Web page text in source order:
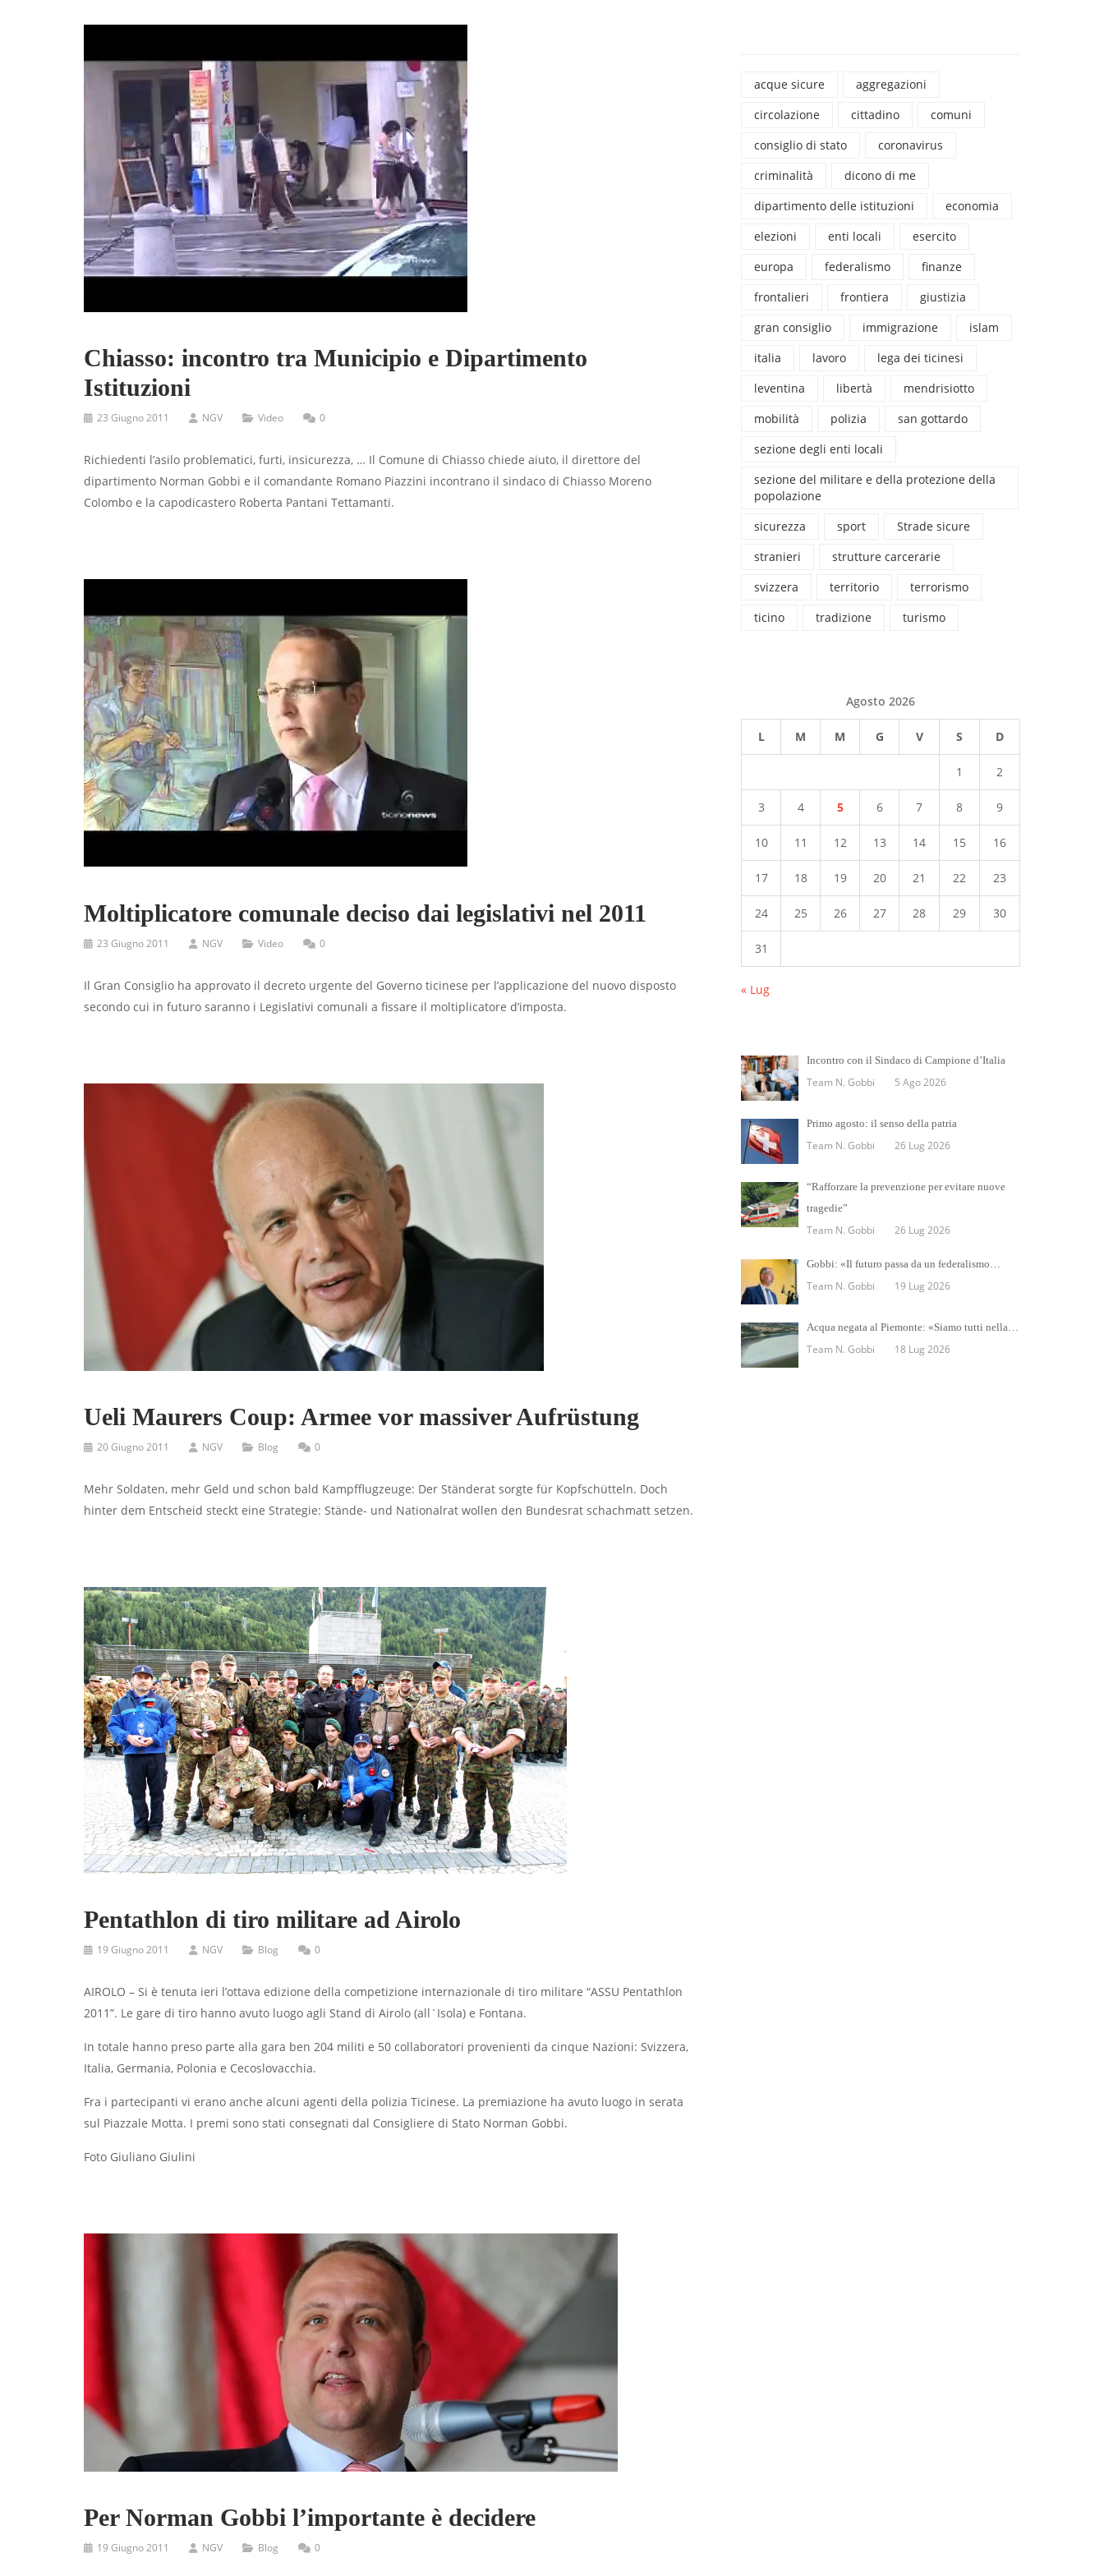
Chiasso: incontro tra Municipio e Dipartimento
Istituzioni
23 Giugno 2011 NGV Video 0
Richiedenti l’asilo problematici, furti, insicurezza, … Il Comune di Chiasso chiede aiuto, il direttore del
dipartimento Norman Gobbi e il comandante Romano Piazzini incontrano il sindaco di Chiasso Moreno
Colombo e la capodicastero Roberta Pantani Tettamanti.
Moltiplicatore comunale deciso dai legislativi nel 2011
23 Giugno 2011 NGV Video 0
Il Gran Consiglio ha approvato il decreto urgente del Governo ticinese per l’applicazione del nuovo disposto
secondo cui in futuro saranno i Legislativi comunali a fissare il moltiplicatore d’imposta.
Ueli Maurers Coup: Armee vor massiver Aufrüstung
20 Giugno 2011 NGV Blog 0
Mehr Soldaten, mehr Geld und schon bald Kampfflugzeuge: Der Ständerat sorgte für Kopfschütteln. Doch
hinter dem Entscheid steckt eine Strategie: Stände- und Nationalrat wollen den Bundesrat schachmatt setzen.
Pentathlon di tiro militare ad Airolo
19 Giugno 2011 NGV Blog 0
AIROLO – Si è tenuta ieri l’ottava edizione della competizione internazionale di tiro militare “ASSU Pentathlon
2011”. Le gare di tiro hanno avuto luogo agli Stand di Airolo (all`Isola) e Fontana.
In totale hanno preso parte alla gara ben 204 militi e 50 collaboratori provenienti da cinque Nazioni: Svizzera,
Italia, Germania, Polonia e Cecoslovacchia.
Fra i partecipanti vi erano anche alcuni agenti della polizia Ticinese. La premiazione ha avuto luogo in serata
sul Piazzale Motta. I premi sono stati consegnati dal Consigliere di Stato Norman Gobbi.
Foto Giuliano Giulini
Per Norman Gobbi l’importante è decidere
19 Giugno 2011 NGV Blog 0
acque sicure
aggregazioni
circolazione
cittadino
comuni
consiglio di stato
coronavirus
criminalità
dicono di me
dipartimento delle istituzioni
economia
elezioni
enti locali
esercito
europa
federalismo
finanze
frontalieri
frontiera
giustizia
gran consiglio
immigrazione
islam
italia
lavoro
lega dei ticinesi
leventina
libertà
mendrisiotto
mobilità
polizia
san gottardo
sezione degli enti locali
sezione del militare e della protezione della
popolazione
sicurezza
sport
Strade sicure
stranieri
strutture carcerarie
svizzera
territorio
terrorismo
ticino
tradizione turismo
Agosto 2026
L M M G V S D
1 2
3 4 5 6 7 8 9
10 11 12 13 14 15 16
17 18 19 20 21 22 23
24 25 26 27 28 29 30
31
« Lug
Incontro con il Sindaco di Campione d’Italia
Team N. Gobbi 5 Ago 2026
Primo agosto: il senso della patria
Team N. Gobbi 26 Lug 2026
“Rafforzare la prevenzione per evitare nuove
tragedie”
Team N. Gobbi 26 Lug 2026
Gobbi: «Il futuro passa da un federalismo…
Team N. Gobbi 19 Lug 2026
Acqua negata al Piemonte: «Siamo tutti nella…
Team N. Gobbi 18 Lug 2026